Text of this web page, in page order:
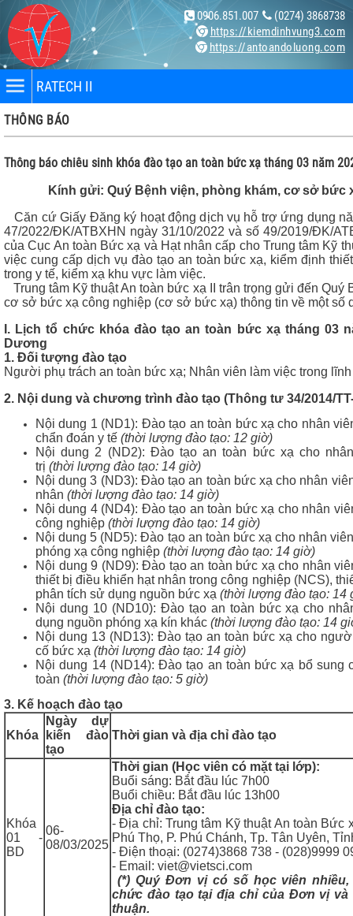
(0274) 3868738
0906.851.007
https://kiemdinhvung3.com
https://antoandoluong.com
xạ,
RATECH II
THÔNG BÁO
Thông báo chiêu sinh khóa đào tạo an toàn bức xạ tháng 03 năm
Kính gửi: Quý Bệnh viện, phòng khám, cơ sở bức
Căn cứ Giấy Đăng ký hoạt động dịch vụ hỗ trợ ứng dụng
47/2022/ĐK/ATBXHN ngày 31/10/2022 và số 49/2019/ĐK/
của Cục An toàn Bức xạ và Hạt nhân cấp cho Trung tâm Kỹ
việc cung cấp dịch vụ đào tạo an toàn bức xạ, kiểm định
trong y tế, kiểm xạ khu vực làm việc.
Trung tâm Kỹ thuật An toàn bức xạ II trân trọng gửi đến Quý
cơ sở bức xạ công nghiệp (cơ sở bức xạ) thông tin về một số
I. Lịch tổ chức khóa đào tạo an toàn bức xạ tháng 03
Dương
1. Đối tượng đào tạo
Người phụ trách an toàn bức xạ; Nhân viên làm việc trong
2. Nội dung và chương trình đào tạo (Thông tư 34/2014/
Nội dung 1 (ND1): Đào tạo an toàn bức xạ cho nhân
chẩn đoán y tế (thời lượng đào tạo: 12 giờ)
Nội dung 2 (ND2): Đào tạo an toàn bức xạ cho
trị (thời lượng đào tạo: 14 giờ)
Nội dung 3 (ND3): Đào tạo an toàn bức xạ cho nhân
nhân (thời lượng đào tạo: 14 giờ)
Nội dung 4 (ND4): Đào tạo an toàn bức xạ cho nhân
công nghiệp (thời lượng đào tạo: 14 giờ)
Nội dung 5 (ND5): Đào tạo an toàn bức xạ cho nhân
phóng xạ công nghiệp (thời lượng đào tạo: 14 giờ)
Nội dung 9 (ND9): Đào tạo an toàn bức xạ cho nhân
thiết bị điều khiển hạt nhân trong công nghiệp (NCS),
phân tích sử dụng nguồn bức xạ (thời lượng đào tạo: 14
Nội dung 10 (ND10): Đào tạo an toàn bức xạ cho
dụng nguồn phóng xạ kín khác (thời lượng đào tạo: 14
Nội dung 13 (ND13): Đào tạo an toàn bức xạ cho
cố bức xạ (thời lượng đào tạo: 14 giờ)
Nội dung 14 (ND14): Đào tạo an toàn bức xạ bổ sung
toàn (thời lượng đào tạo: 5 giờ)
3. Kế hoạch đào tạo
Khóa
Ngày dự
kiến đào
tạo
Thời gian và địa chỉ đào tạo
Khóa
01 -
BD
06-
08/03/2025
Thời gian (Học viên có mặt tại lớp):
Buổi sáng: Bắt đầu lúc 7h00
Buổi chiều: Bắt đầu lúc 13h00
Địa chỉ đào tạo:
- Địa chỉ: Trung tâm Kỹ thuật An toàn Bức
Phú Thọ, P. Phú Chánh, Tp. Tân Uyên,
- Điện thoại: (0274)3868 738 - (028)9999
- Email: viet@vietsci.com
(*) Quý Đơn vị có số học viên
chức đào tạo tại địa chỉ của Đơn vị và
thuận.